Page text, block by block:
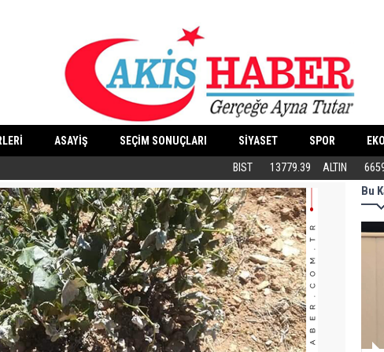
ASAYİŞ SEÇİM SONUÇLARI SİYASET SPOR
Butik İşletmeler E-Ticarete Başlarken
BIST 13779.39 ALTIN
Bu